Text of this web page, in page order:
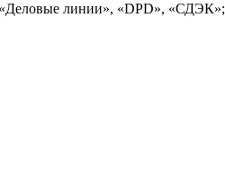
«Деловые линии», «DPD», «СДЭК»;